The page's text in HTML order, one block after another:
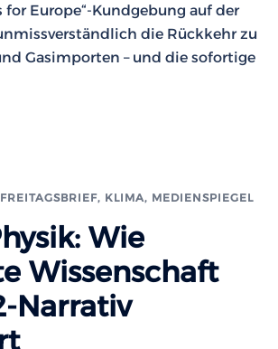
for Europe“-Kundgebung auf der
die Rückkehr zu
Gasimporten – und die sofortige
FREITAGSBRIEF, KLIMA, MEDIENSPIEGEL
Wie
Wissenschaft
Narrativ